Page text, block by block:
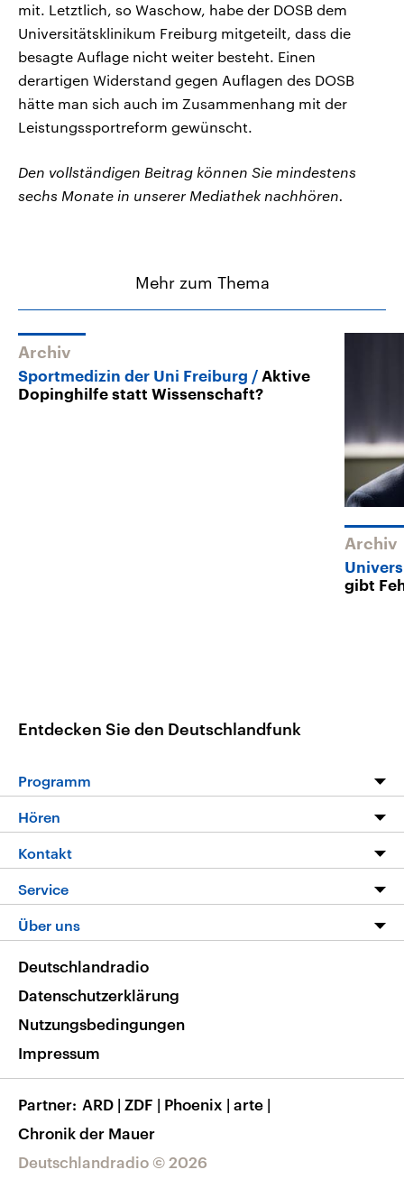
mit. Letztlich, so Waschow, habe der DOSB dem
Universitätsklinikum Freiburg mitgeteilt, dass die
besagte Auflage nicht weiter besteht. Einen
derartigen Widerstand gegen Auflagen des DOSB
hätte man sich auch im Zusammenhang mit der
Leistungssportreform gewünscht.
Den vollständigen Beitrag können Sie mindestens
sechs Monate in unserer Mediathek nachhören.
Mehr zum Thema
Archiv
Sportmedizin der Uni Freiburg
Aktive
Dopinghilfe statt Wissenschaft?
Archiv
gibt
Entdecken Sie den Deutschlandfunk
Programm
Programm
Die Nachrichten
Nachrichtenleicht
Neue Beiträge auf dlf.de
Hören
Livestream
Podcasts
Deutschlandfunk App
Nachrichten App
Frequenzen
Kontakt
Hörerservice
Service
FAQ
Veranstaltungen
Musikliste
RSS
Über uns
Barrierefreiheit
Deutschlandradio © 2026
Deutschlandradio
Datenschutzerklärung
Nutzungsbedingungen
Impressum
Partner ARD | ZDF | Phoenix | arte |
Chronik der Mauer